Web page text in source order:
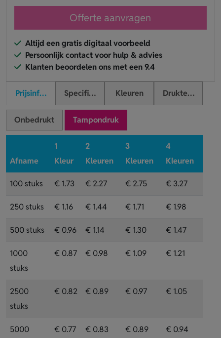
Offerte aanvragen
Altijd een gratis digitaal voorbeeld
Persoonlijk contact voor hulp & advies
Klanten beoordelen ons met een 9.4
PrijsinformatieSpecificaties Kleuren Druktechnieken
Onbedrukt Tampondruk
Afname
1
Kleur
2
Kleuren
3
Kleuren
4
Kleuren
100 stuks € 1.73 € 2.27 € 2.75 € 3.27
250 stuks € 1.16 € 1.44 € 1.71 € 1.98
500 stuks € 0.96 € 1.14 € 1.30 € 1.47
1000
stuks
€ 0.87 € 0.98 € 1.09 € 1.21
2500
stuks
€ 0.82 € 0.89 € 0.97 € 1.05
5000
€ 0.77 € 0.83 € 0.89 € 0.94